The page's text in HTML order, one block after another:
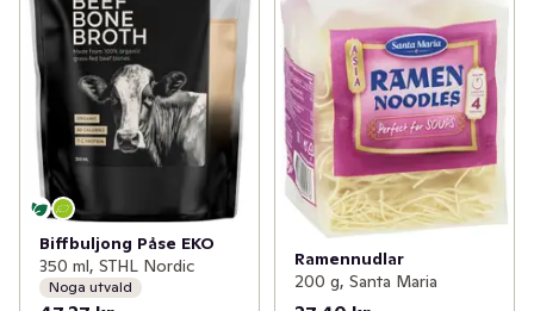
Biffbuljong Påse EKO
350 ml, STHL Nordic
Noga utvald
Ramennudlar
200 g, Santa Maria